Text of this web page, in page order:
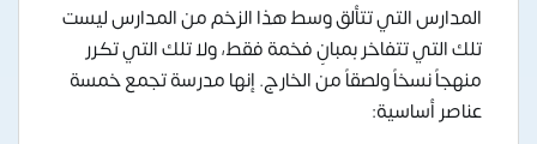
المدارس التي تتألق وسط هذا الزخم من المدارس ليست
تلك التي تتفاخر بمبانٍ فخمة فقط، ولا تلك التي تكرر
منهجاً نسخاً ولصقاً من الخارج. إنها مدرسة تجمع خمسة
عناصر أساسية: